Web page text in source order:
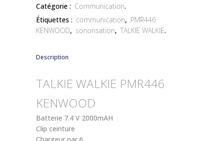
Catégorie : Communication.
Étiquettes : communication, PMR446
KENWOOD, sonorisation, TALKIE WALKIE.
Description
TALKIE WALKIE PMR446
KENWOOD
Batterie 7.4 V 2000mAH
Clip ceinture